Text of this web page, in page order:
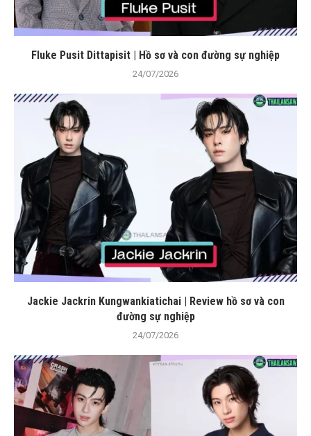
Fluke Pusit Dittapisit | Hồ sơ và con đường sự nghiệp
24/07/2026
Jackie Jackrin Kungwankiatichai | Review hồ sơ và con
đường sự nghiệp
24/07/2026